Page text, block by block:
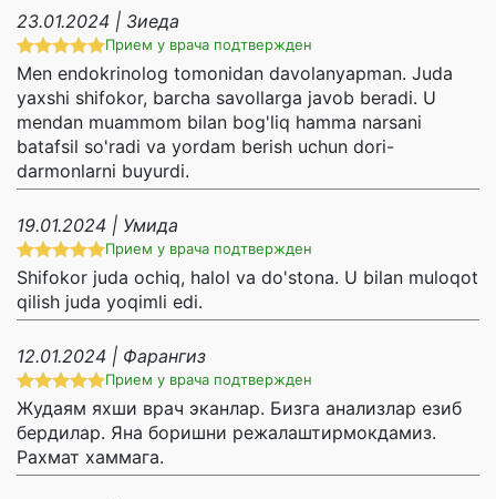
23.01.2024 | Зиеда
Прием у врача подтвержден
Men endokrinolog tomonidan davolanyapman. Juda
yaxshi shifokor, barcha savollarga javob beradi. U
mendan muammom bilan bog'liq hamma narsani
batafsil so'radi va yordam berish uchun dori-
darmonlarni buyurdi.
19.01.2024 | Умида
Прием у врача подтвержден
Shifokor juda ochiq, halol va do'stona. U bilan muloqot
qilish juda yoqimli edi.
12.01.2024 | Фарангиз
Прием у врача подтвержден
Жудаям яхши врач эканлар. Бизга анализлар езиб
бердилар. Яна боришни режалаштирмокдамиз.
Рахмат хаммага.